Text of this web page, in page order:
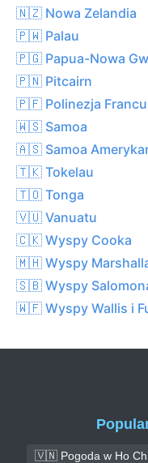
🇳🇿 Nowa Zelandia
🇵🇼 Palau
🇵🇬 Papua-Nowa
🇵🇳 Pitcairn
🇵🇫 Polinezja
🇼🇸 Samoa
🇦🇸 Samoa
🇹🇰 Tokelau
🇹🇴 Tonga
🇻🇺 Vanuatu
🇨🇰 Wyspy Cooka
🇲🇭 Wyspy
🇸🇧 Wyspy
🇼🇫 Wyspy Wallis i
🇻🇳 Pogoda w Ho